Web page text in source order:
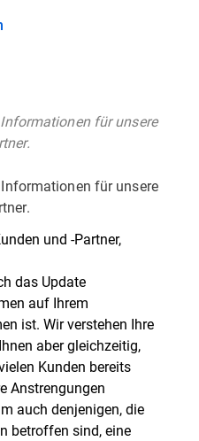
für unsere
für unsere
und -Partner,
das Update
auf Ihrem
ist. Wir verstehen Ihre
aber gleichzeitig,
Kunden bereits
Anstrengungen
auch denjenigen, die
betroffen sind, eine